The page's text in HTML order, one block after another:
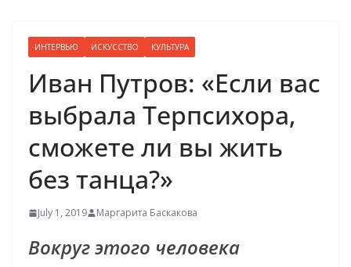
ИНТЕРВЬЮ ИСКУССТВО КУЛЬТУРА
Иван Путров: «Если вас
выбрала Терпсихора,
сможете ли вы жить
без танца?»
July 1, 2019 Маргарита Баскакова
Вокруг этого человека